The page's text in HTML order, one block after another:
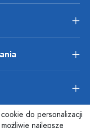
do personalizacji
najlepsze